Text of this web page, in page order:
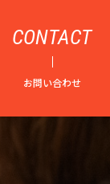
CONTACT
お問い合わせ